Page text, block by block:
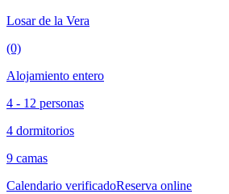
Losar de la Vera
(0)
Alojamiento entero
4 - 12 personas
4 dormitorios
9 camas
Calendario verificadoReserva online